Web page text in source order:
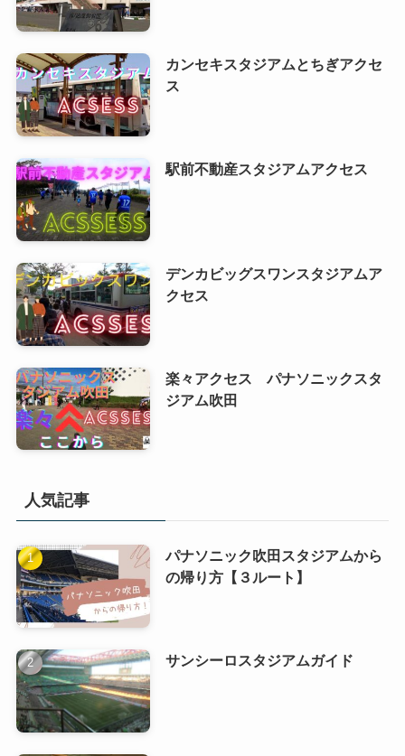
カンセキスタジアムとちぎアクセ
ス
駅前不動産スタジアムアクセス
デンカビッグスワンスタジアムア
クセス
楽々アクセス パナソニックスタ
ジアム吹田
人気記事
パナソニック吹田スタジアムから
の帰り方【３ルート】
サンシーロスタジアムガイド